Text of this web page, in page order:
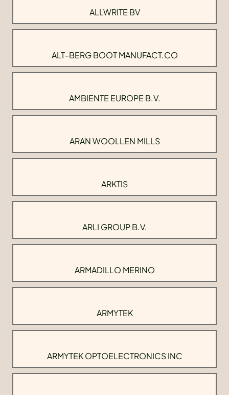
ALLWRITE BV
ALT-BERG BOOT MANUFACT.CO
AMBIENTE EUROPE B.V.
ARAN WOOLLEN MILLS
ARKTIS
ARLI GROUP B.V.
ARMADILLO MERINO
ARMYTEK
ARMYTEK OPTOELECTRONICS INC